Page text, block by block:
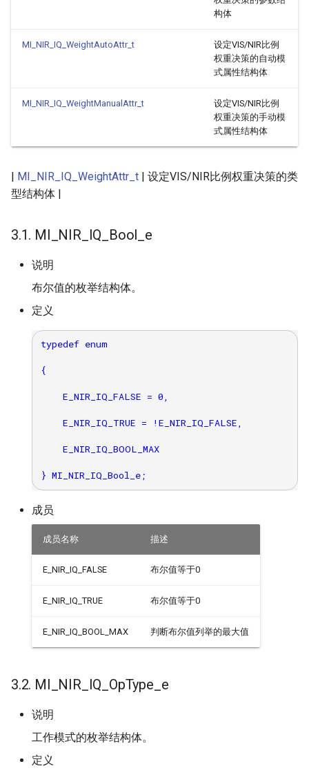
构体
MI_NIR_IQ_WeightAutoAttr_t
设定VIS/NIR比例
权重决策的自动模
式属性结构体
MI_NIR_IQ_WeightManualAttr_t
设定VIS/NIR比例
权重决策的手动模
式属性结构体
| MI_NIR_IQ_WeightAttr_t | 设定VIS/NIR比例权重决策的类
型结构体 |
3.1. MI_NIR_IQ_Bool_e
说明
布尔值的枚举结构体。
定义
typedef enum
{
    E_NIR_IQ_FALSE = 0,
    E_NIR_IQ_TRUE = !E_NIR_IQ_FALSE,
    E_NIR_IQ_BOOL_MAX
成员
成员名称 描述
E_NIR_IQ_FALSE 布尔值等于0
E_NIR_IQ_TRUE 布尔值等于0
E_NIR_IQ_BOOL_MAX 判断布尔值列举的最大值
3.2. MI_NIR_IQ_OpType_e
说明
工作模式的枚举结构体。
定义